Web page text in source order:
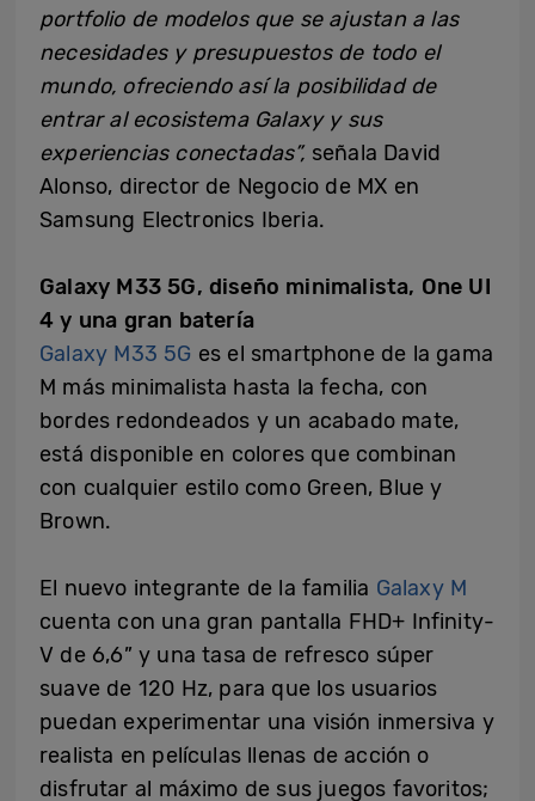
portfolio de modelos que se ajustan a las
necesidades y presupuestos de todo el
mundo, ofreciendo así la posibilidad de
entrar al ecosistema Galaxy y sus
experiencias conectadas”, señala David
Alonso, director de Negocio de MX en
Samsung Electronics Iberia.
Galaxy M33 5G, diseño minimalista, One UI
4 y una gran batería
Galaxy M33 5G es el smartphone de la gama
M más minimalista hasta la fecha, con
bordes redondeados y un acabado mate,
está disponible en colores que combinan
con cualquier estilo como Green, Blue y
Brown.
El nuevo integrante de la familia Galaxy M
cuenta con una gran pantalla FHD+ Infinity-
V de 6,6” y una tasa de refresco súper
suave de 120 Hz, para que los usuarios
puedan experimentar una visión inmersiva y
realista en películas llenas de acción o
disfrutar al máximo de sus juegos favoritos;